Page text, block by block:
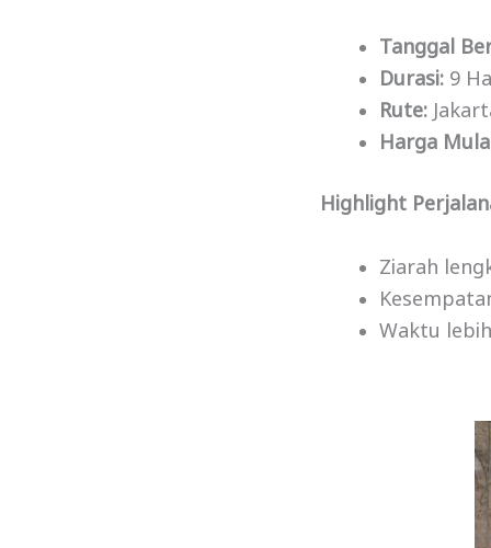
Tanggal
Durasi: 9
Rute:
Harga
Highlight
Ziarah
Waktu